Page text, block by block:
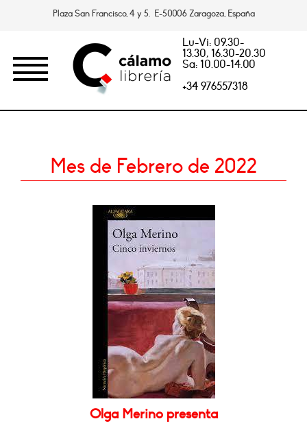
Plaza San Francisco, 4 y 5. E-50006 Zaragoza, España
Lu-Vi: 09.30-
13.30, 16.30-20.30
Sa: 10.00-14.00
+34 976557318
Mes de Febrero de 2022
Olga Merino presenta